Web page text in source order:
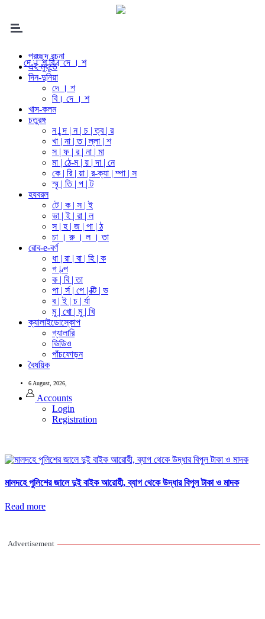
প্রচ্ছদ রচনা
এই মুহূর্তে
দিন-দুনিয়া
দে । শ
বি। দে । শ
খাস-কলম
চতুরঙ্গ
ন | ন্দ | ন | চ | ত্ব | র
খা | না | ত | ল্লা | শ
স | ফ | র | না | মা
মা | ঠে-ম | য় | দা | নে
কে | রি | য়া | র-ক্যা | ম্পা | স
স্মৃ | তি | প | ট
হযবরল
টে | ক | স | ই
ভা | ই | রা | ল
স | হ | জ | পা | ঠ
চা । রু । ল । তা
রোব-e-বর্ণ
ধা | রা | বা | হি | ক
গ | ল্প
ক | বি | তা
পা | র্স | পে | ক্টি | ভ
ব | ই | চ | র্যা
মু | খো | মু | খি
ক্যালাইডোস্কোপ
গ্যালারি
ভিডিও
পাঁচফোড়ন
বৈষয়িক
6 August, 2026,
Accounts
Login
Registration
দে । শ বি। দে । শ
মালদহে পুলিশের জালে দুই বাইক আরোহী, ব্যাগ থেকে উদ্ধার বিপুল টাকা ও মাদক
Read more
Advertisement